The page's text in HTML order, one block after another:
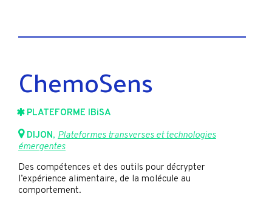
ChemoSens
PLATEFORME IBiSA
DIJON, Plateformes transverses et technologies
émergentes
Des compétences et des outils pour décrypter
l’expérience alimentaire, de la molécule au
comportement.